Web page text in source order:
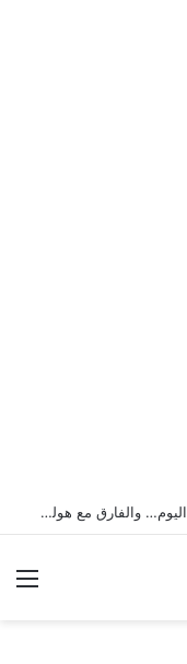
تخفيض أسعار الوقود في بلجيكا ابتداءً من اليوم… والفارق مع هولندا أصبح كبيراً جداً!